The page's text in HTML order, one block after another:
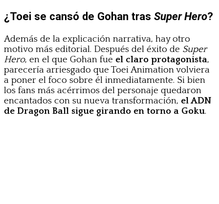
¿Toei se cansó de Gohan tras Super Hero?
Además de la explicación narrativa, hay otro
motivo más editorial. Después del éxito de Super
Hero, en el que Gohan fue el claro protagonista,
parecería arriesgado que Toei Animation volviera
a poner el foco sobre él inmediatamente. Si bien
los fans más acérrimos del personaje quedaron
encantados con su nueva transformación, el ADN
de Dragon Ball sigue girando en torno a Goku.